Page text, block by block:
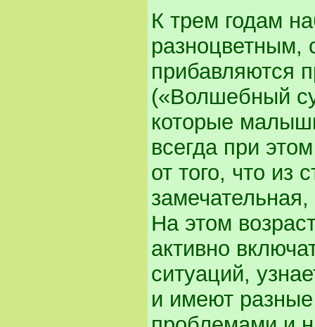
К трем годам
разноцветным,
прибавляются
(«Волшебный
которые
всегда при
от того, что из
На этом
активно
ситуаций,
и имеют